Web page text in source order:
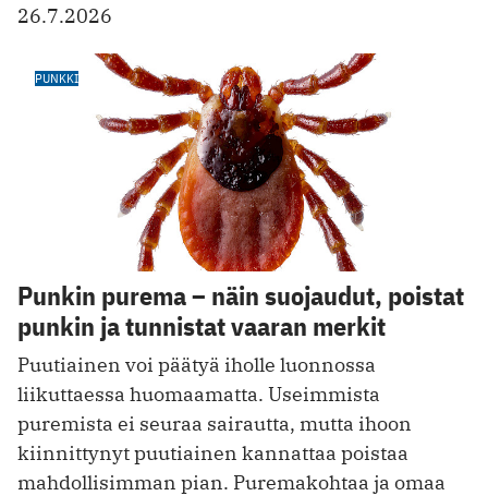
26.7.2026
PUNKKI
Punkin purema – näin suojaudut, poistat
punkin ja tunnistat vaaran merkit
Puutiainen voi päätyä iholle luonnossa
liikuttaessa huomaamatta. Useimmista
puremista ei seuraa sairautta, mutta ihoon
kiinnittynyt puutiainen kannattaa poistaa
mahdollisimman pian. Puremakohtaa ja omaa